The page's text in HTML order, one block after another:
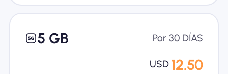
5 GB Por 30 DÍAS
USD 12.50